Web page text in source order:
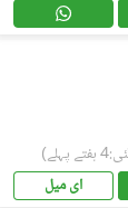
ای میل